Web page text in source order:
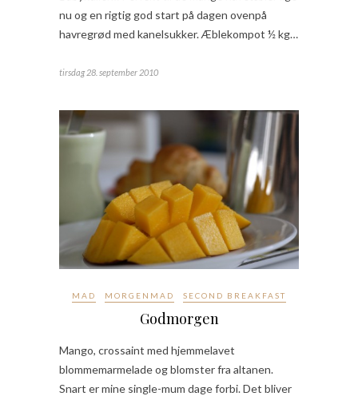
nu og en rigtig god start på dagen ovenpå
havregrød med kanelsukker. Æblekompot ½ kg…
tirsdag 28. september 2010
MAD MORGENMAD SECOND BREAKFAST
Godmorgen
Mango, crossaint med hjemmelavet
blommemarmelade og blomster fra altanen.
Snart er mine single-mum dage forbi. Det bliver